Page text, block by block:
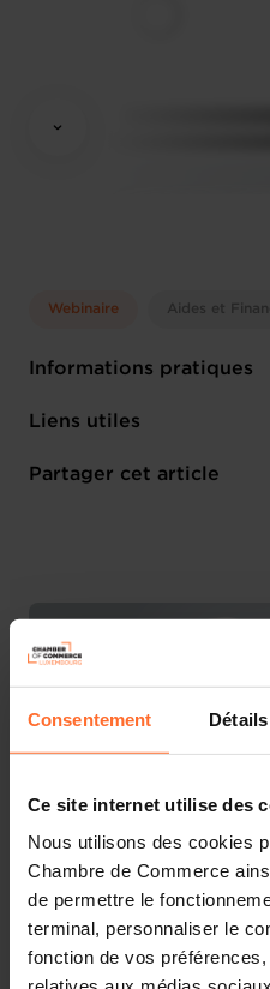
Consentement Détails
Ce site internet utilise des
Nous utilisons des cookies
Chambre de Commerce
de permettre le
terminal, personnaliser le
fonction de vos
Webinaire Aides et
Informations pratiques
Mercredi 15 Juil 2026
Online Workshop
Liens utiles
M'inscrire
Partager cet article
Découvrez les aides
d’entreprise !